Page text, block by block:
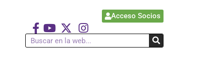
Acceso Socios